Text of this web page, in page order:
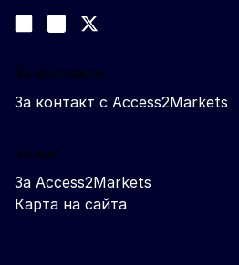
Join us on LinkedIn
Trade-Off podcast
За контакти
За контакт с Access2Markets
За нас
За Access2Markets
Карта на сайта